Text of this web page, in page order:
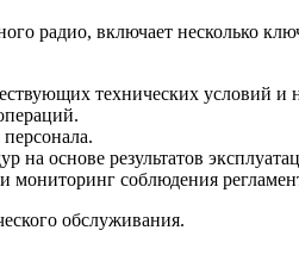
радио, включает несколько
технических условий и
на основе результатов
мониторинг соблюдения
обслуживания.